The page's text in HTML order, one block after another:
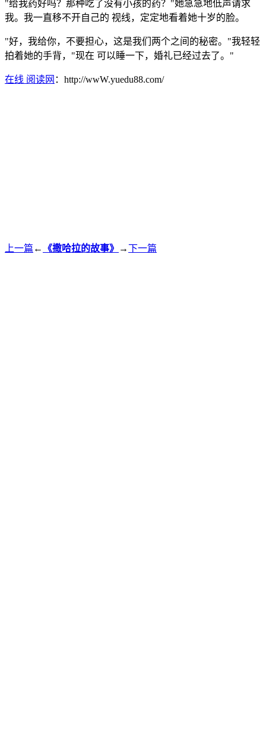
"给我药好吗？那种吃了没有小孩的药？"她急急地低声请求
我。我一直移不开自己的 视线，定定地看着她十岁的脸。
"好，我给你，不要担心，这是我们两个之间的秘密。"我轻轻
拍着她的手背，"现在 可以睡一下，婚礼已经过去了。"
在线 阅读网 ：http://wwW.yuedu88.com/
上一篇 ← 《撒哈拉的故事》 →下一篇